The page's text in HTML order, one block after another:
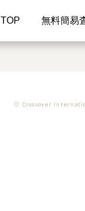
TOP 無料簡易
© Crossover